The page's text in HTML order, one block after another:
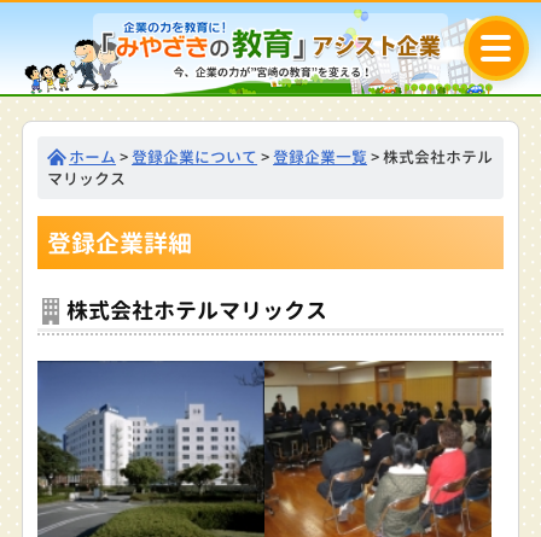
ホーム >登録企業について >登録企業一覧> 株式会社ホテル
マリックス
登録企業詳細
株式会社ホテルマリックス